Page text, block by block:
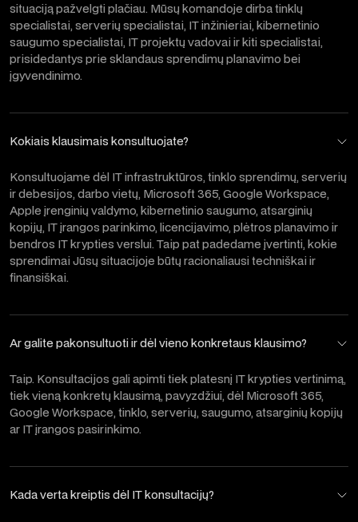
situaciją pažvelgti plačiau. Mūsų komandoje dirba tinklų
specialistai, serverių specialistai, IT inžinieriai, kibernetinio
saugumo specialistai, IT projektų vadovai ir kiti specialistai,
prisidedantys prie sklandaus sprendimų planavimo bei
įgyvendinimo.
Kokiais klausimais konsultuojate?
Konsultuojame dėl IT infrastruktūros, tinklo sprendimų, serverių
ir debesijos, darbo vietų, Microsoft 365, Google Workspace,
Apple įrenginių valdymo, kibernetinio saugumo, atsarginių
kopijų, IT įrangos parinkimo, licencijavimo, plėtros planavimo ir
bendros IT krypties verslui. Taip pat padedame įvertinti, kokie
sprendimai Jūsų situacijoje būtų racionaliausi techniškai ir
finansiškai.
Ar galite pakonsultuoti ir dėl vieno konkretaus klausimo?
Taip. Konsultacijos gali apimti tiek platesnį IT krypties vertinimą,
tiek vieną konkretų klausimą, pavyzdžiui, dėl Microsoft 365,
Google Workspace, tinklo, serverių, saugumo, atsarginių kopijų
ar IT įrangos pasirinkimo.
Kada verta kreiptis dėl IT konsultacijų?